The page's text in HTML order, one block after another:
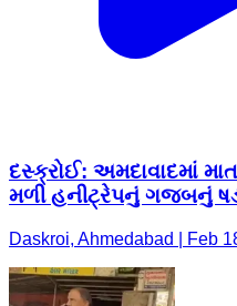
દસ્ક્રોઈ: અમદાવાદમાં
મળી હનીટ્રેપનું ગજબનું
Daskroi, Ahmedabad | Feb